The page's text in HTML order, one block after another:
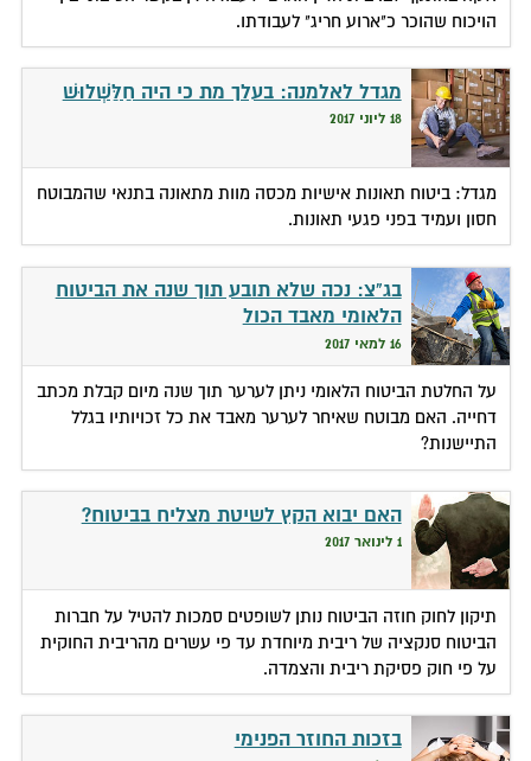
הויכוח שהוכר כ"ארוע חריג" לעבודתו.
מגדל לאלמנה: בעלך מת כי היה חַלַּשְׁלוּשׁ
18 ליוני 2017
מגדל: ביטוח תאונות אישיות מכסה מוות מתאונה בתנאי שהמבוטח
חסון ועמיד בפני פגעי תאונות.
בג"צ: נכה שלא תובע תוך שנה את הביטוח
הלאומי מאבד הכול
16 למאי 2017
על החלטת הביטוח הלאומי ניתן לערער תוך שנה מיום קבלת מכתב
דחייה. האם מבוטח שאיחר לערער מאבד את כל זכויותיו בגלל
התיישנות?
האם יבוא הקץ לשיטת מצליח בביטוח?
1 לינואר 2017
תיקון לחוק חוזה הביטוח נותן לשופטים סמכות להטיל על חברות
הביטוח סנקציה של ריבית מיוחדת עד פי עשרים מהריבית החוקית
על פי חוק פסיקת ריבית והצמדה.
בזכות החוזר הפנימי